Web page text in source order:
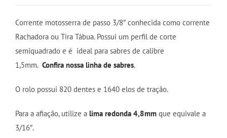
Corrente motosserra de passo 3/8″ conhecida como corrente
Rachadora ou Tira Tábua. Possui um perfil de corte
semiquadrado e é ideal para sabres de calibre
1,5mm. Confira nossa linha de sabres.
O rolo possui 820 dentes e 1640 elos de tração.
Para a afiação, utilize a lima redonda 4,8mm que equivale a
3/16″.